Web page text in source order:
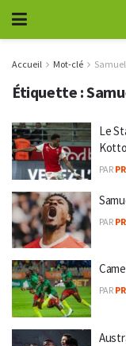
Accueil Mot-clé
Étiquette :
Le
Kotto
PAR
PAR
PAR